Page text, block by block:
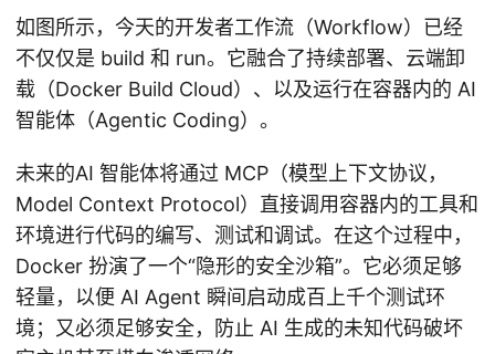
如图所示，今天的开发者工作流（Workflow）已经
不仅仅是 build 和 run。它融合了持续部署、云端卸
载（Docker Build Cloud）、以及运行在容器内的 AI
智能体（Agentic Coding）。
未来的AI 智能体将通过 MCP（模型上下文协议，
Model Context Protocol）直接调用容器内的工具和
环境进行代码的编写、测试和调试。在这个过程中，
Docker 扮演了一个“隐形的安全沙箱”。它必须足够
轻量，以便 AI Agent 瞬间启动成百上千个测试环
境；又必须足够安全，防止 AI 生成的未知代码破坏